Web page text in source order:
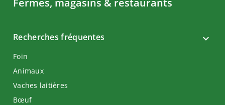
Fermes, magasins & restaurants
Recherches fréquentes
Foin
Animaux
Vaches laitières
Bœuf